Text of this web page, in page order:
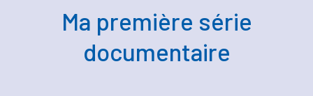
Ma première série
documentaire